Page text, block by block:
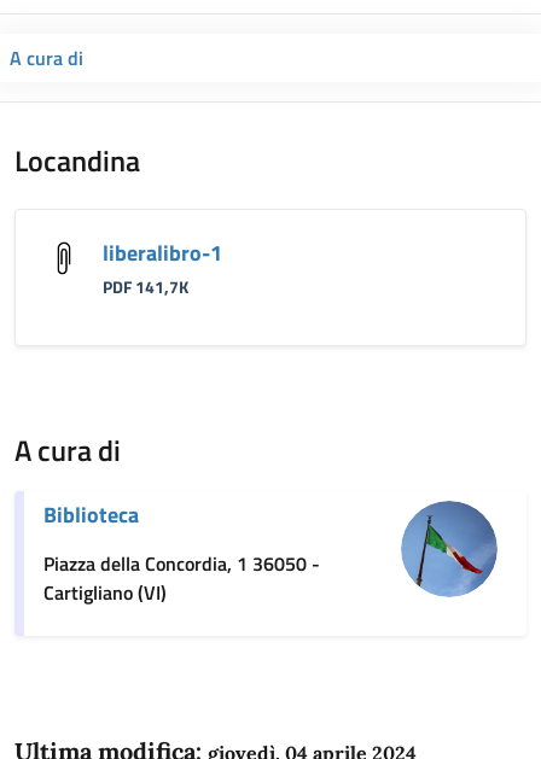
A cura di
Locandina
liberalibro-1
PDF 141,7K
A cura di
Biblioteca
Piazza della Concordia, 1 36050 -
Cartigliano (VI)
Ultima modifica: giovedì, 04 aprile 2024